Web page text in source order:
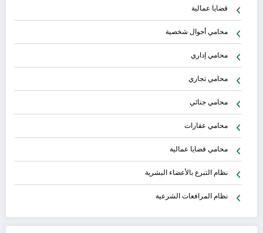
قضايا عمالية
محامي أحوال شخصية
محامي إداري
محامي تجاري
محامي جنائي
محامي عقارات
محامي قضايا عمالية
نظام التبرع بالأعضاء البشرية
نظام المرافعات الشرعية